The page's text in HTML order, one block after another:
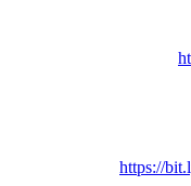
https://